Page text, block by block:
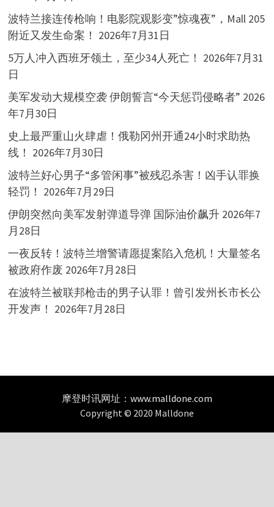
波特兰接连传枪响！电影院观影变”惊魂夜”，Mall 205
附近又发生命案！ 2026年7月31日
5万人冲入西班牙领土，至少34人死亡！ 2026年7月31
日
美军发动大规模空袭 伊朗誓言“今天惩罚侵略者” 2026
年7月30日
史上最严重山火肆虐！俄勒冈州开通24小时求助热
线！ 2026年7月30日
波特兰好心男子“多管闲事”被残忍杀害！凶手认罪换
轻罚！ 2026年7月29日
伊朗突然向美军发射弹道导弹 国际油价飙升 2026年7
月28日
一夜反转！波特兰增警请愿提案陷入危机！大量签名
被政府作废 2026年7月28日
在波特兰被联邦枪击的男子认罪！曾引发州长市长公
开发声！ 2026年7月28日
摩登时讯网址： www.malldone.com
Copyright © 2020 Malldone